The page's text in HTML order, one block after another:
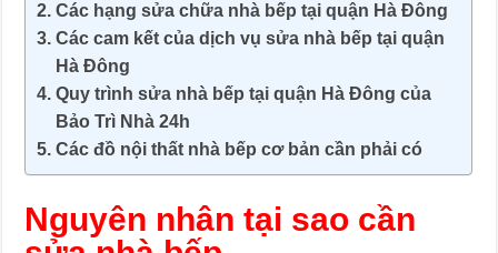
Các hạng sửa chữa nhà bếp tại quận Hà Đông
Các cam kết của dịch vụ sửa nhà bếp tại quận
Hà Đông
Quy trình sửa nhà bếp tại quận Hà Đông của
Bảo Trì Nhà 24h
Các đồ nội thất nhà bếp cơ bản cần phải có
Nguyên nhân tại sao cần